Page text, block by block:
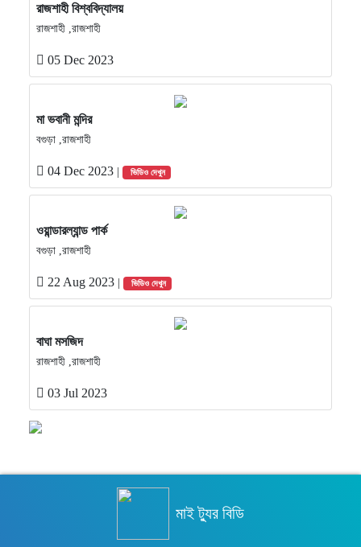
রাজশাহী বিশ্ববিদ্যালয়
রাজশাহী ,রাজশাহী
05 Dec 2023
মা ভবানী মন্দির
বগুড়া ,রাজশাহী
04 Dec 2023 ভিডিও দেখুন
ওয়ান্ডারল্যান্ড পার্ক
বগুড়া ,রাজশাহী
22 Aug 2023 ভিডিও দেখুন
বাঘা মসজিদ
রাজশাহী ,রাজশাহী
03 Jul 2023
মাই ট্যুর বিডি